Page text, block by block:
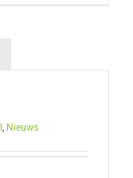
, Nieuws